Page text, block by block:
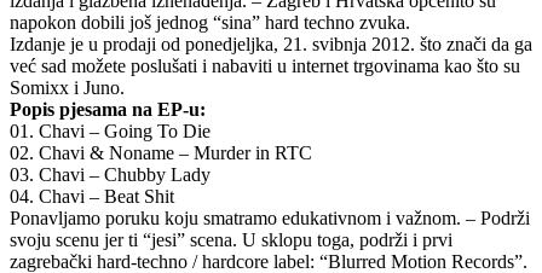
napokon dobili još jednog “sina” hard techno zvuka.
Izdanje je u prodaji od ponedjeljka, 21. svibnja 2012. što znači da ga
već sad možete poslušati i nabaviti u internet trgovinama kao što su
Somixx i Juno.
Popis pjesama na EP-u:
01. Chavi – Going To Die
02. Chavi & Noname – Murder in RTC
03. Chavi – Chubby Lady
04. Chavi – Beat Shit
Ponavljamo poruku koju smatramo edukativnom i važnom. – Podrži
svoju scenu jer ti “jesi” scena. U sklopu toga, podrži i prvi
zagrebački hard-techno / hardcore label: “Blurred Motion Records”.